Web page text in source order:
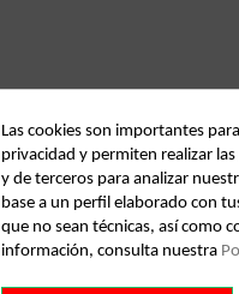
Las cookies son importantes
privacidad y permiten realizar
y de terceros para analizar
base a un perfil elaborado con
que no sean técnicas, así como
información, consulta nuestra